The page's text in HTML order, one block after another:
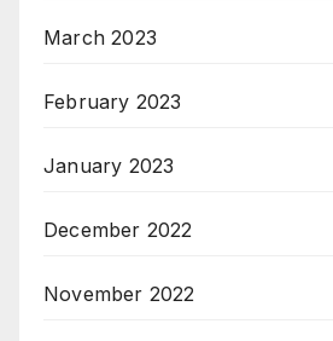
March 2023
February 2023
January 2023
December 2022
November 2022